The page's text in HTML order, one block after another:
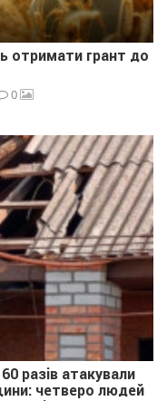
отримати грант до
0
разів атакували
четверо людей